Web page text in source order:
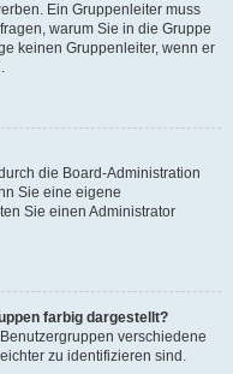
Ein Gruppenleiter muss
warum Sie in die Gruppe
keinen Gruppenleiter, wenn er
die Board-Administration
Sie eine eigene
Sie einen Administrator
farbig dargestellt?
verschiedene
zu identifizieren sind.